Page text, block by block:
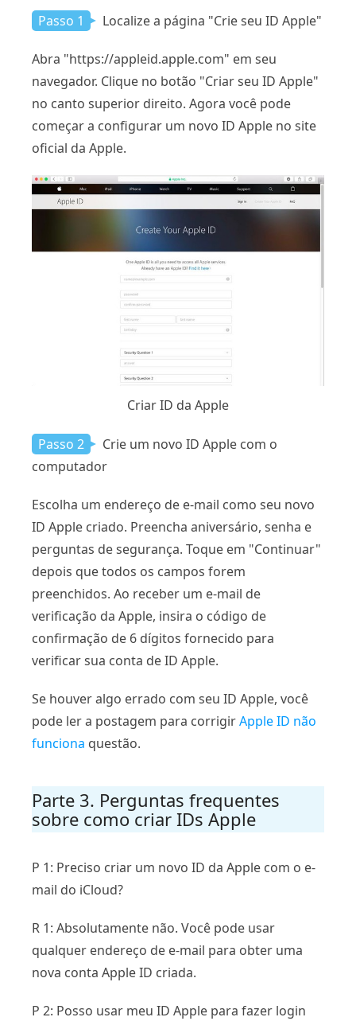
Passo 1 Localize a página "Crie seu ID Apple"
Abra "https://appleid.apple.com" em seu
navegador. Clique no botão "Criar seu ID Apple"
no canto superior direito. Agora você pode
começar a configurar um novo ID Apple no site
oficial da Apple.
Criar ID da Apple
Passo 2
Crie um novo ID Apple com o
computador
Escolha um endereço de e-mail como seu novo
ID Apple criado. Preencha aniversário, senha e
perguntas de segurança. Toque em "Continuar"
depois que todos os campos forem
preenchidos. Ao receber um e-mail de
verificação da Apple, insira o código de
confirmação de 6 dígitos fornecido para
verificar sua conta de ID Apple.
Se houver algo errado com seu ID Apple, você
pode ler a postagem para corrigirApple ID não
funciona questão.
Parte 3. Perguntas frequentes
sobre como criar IDs Apple
P 1: Preciso criar um novo ID da Apple com o e-
mail do iCloud?
R 1: Absolutamente não. Você pode usar
qualquer endereço de e-mail para obter uma
nova conta Apple ID criada.
P 2: Posso usar meu ID Apple para fazer login